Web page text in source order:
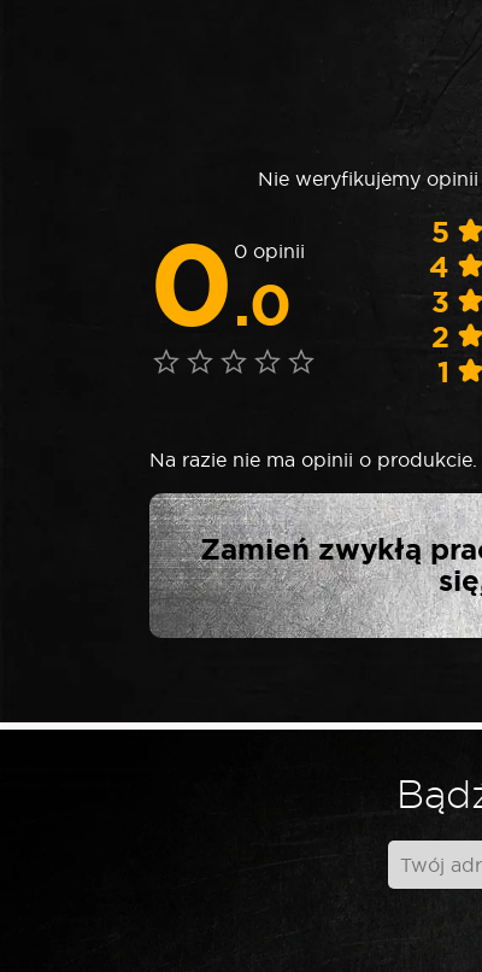
Nie weryfikujemy
0.0
0 opinii 5
4
3
2
1
Na razie nie ma opinii o produkcie.
NAPISZ
Twoja ocena*
Zamień zwykłą